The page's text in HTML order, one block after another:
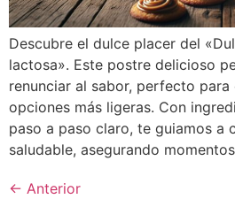
Descubre el dulce placer del
lactosa». Este postre delicioso
renunciar al sabor, perfecto para
opciones más ligeras. Con
paso a paso claro, te guiamos a
saludable, asegurando
← Anterior